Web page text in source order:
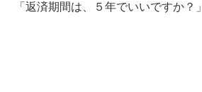
「返済期間は、５年でいいですか？」